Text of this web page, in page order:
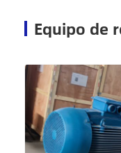
Equipo de